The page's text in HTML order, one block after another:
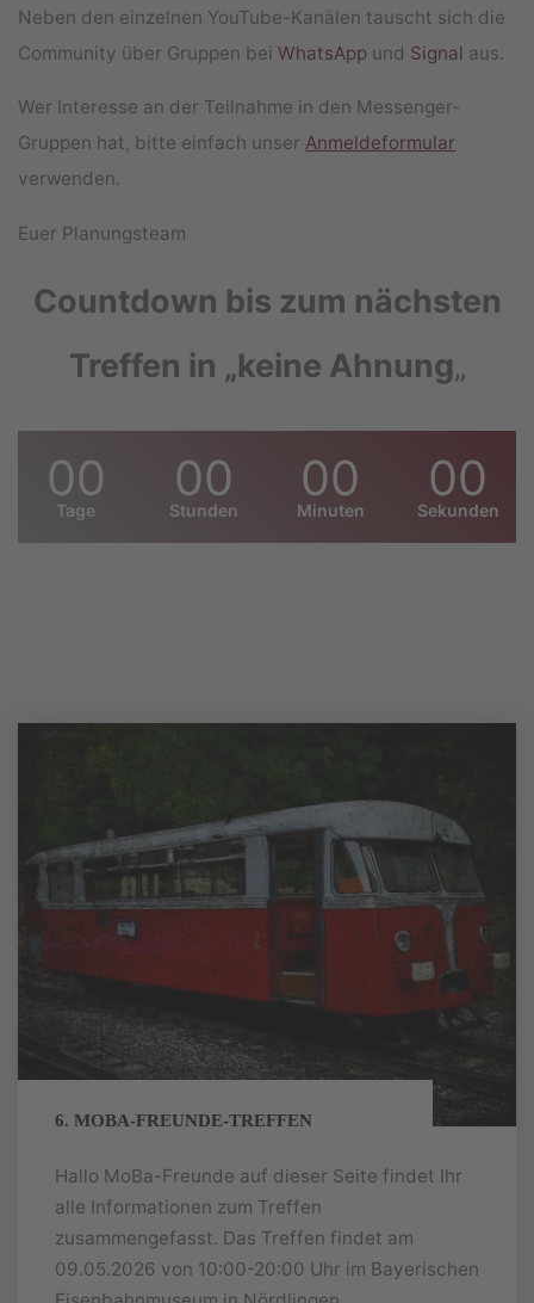
Neben den einzelnen YouTube-Kanälen tauscht sich die
Community über Gruppen bei WhatsApp und Signal aus.
Wer Interesse an der Teilnahme in den Messenger-
Gruppen hat, bitte einfach unserAnmeldeformular
verwenden.
Euer Planungsteam
Countdown bis zum nächsten
Treffen in „keine Ahnung„
00
Tage
00
Stunden
00
Minuten
00
Sekunden
Treffen
6. MOBA-FREUNDE-TREFFEN
Hallo MoBa-Freunde auf dieser Seite findet Ihr
alle Informationen zum Treffen
zusammengefasst. Das Treffen findet am
09.05.2026 von 10:00-20:00 Uhr im Bayerischen